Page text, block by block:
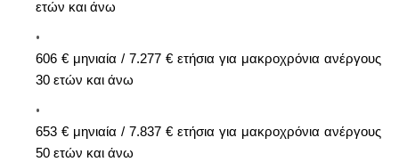
ετών και άνω
606 € μηνιαία / 7.277 € ετήσια για μακροχρόνια ανέργους
30 ετών και άνω
653 € μηνιαία / 7.837 € ετήσια για μακροχρόνια ανέργους
50 ετών και άνω